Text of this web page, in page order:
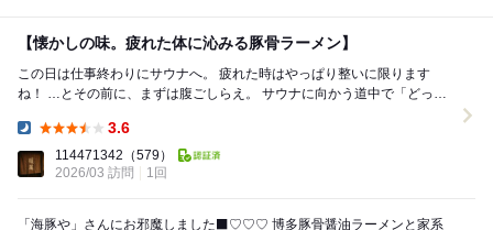
【懐かしの味。疲れた体に沁みる豚骨ラーメン】
この日は仕事終わりにサウナへ。 疲れた時はやっぱり整いに限ります
ね！ …とその前に、まずは腹ごしらえ。 サウナに向かう道中で「どっか
3.6
114471342 （579）
2026/03 訪問
1回
「海豚や」さんにお邪魔しました‍⬛♡♡♡ 博多豚骨醤油ラーメンと家系